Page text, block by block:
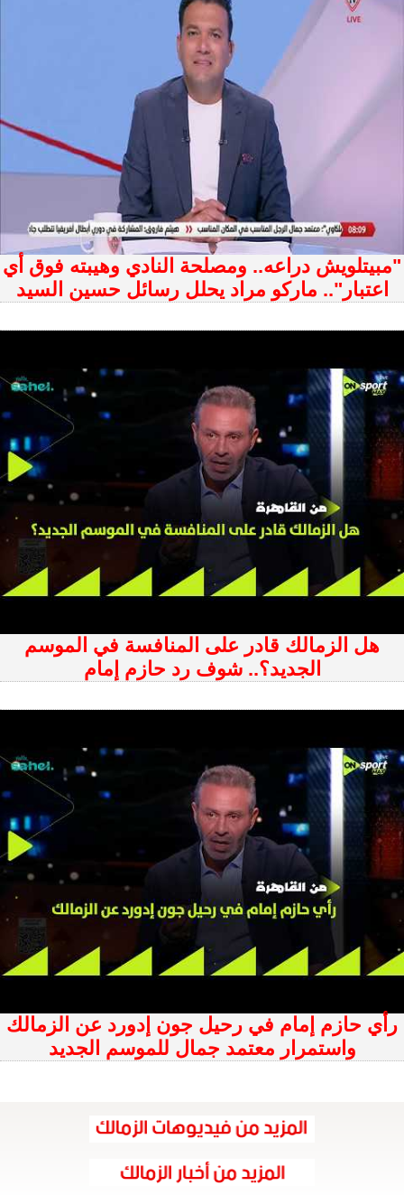
"مبيتلويش دراعه.. ومصلحة النادي وهيبته فوق أي
اعتبار".. ماركو مراد يحلل رسائل حسين السيد
هل الزمالك قادر على المنافسة في الموسم
الجديد؟.. شوف رد حازم إمام
رأي حازم إمام في رحيل جون إدورد عن الزمالك
واستمرار معتمد جمال للموسم الجديد